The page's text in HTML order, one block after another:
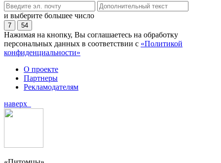
и выберите большее число
7 54
Нажимая на кнопку, Вы соглашаетесь на обработку
персональных данных в соответствии с «Политикой
конфиденциальности»
О проекте
Партнеры
Рекламодателям
наверх